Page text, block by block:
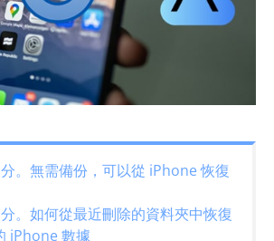
。無需備份，可以從 iPhone 恢復
。如何從最近刪除的資料夾中恢復
iPhone 數據